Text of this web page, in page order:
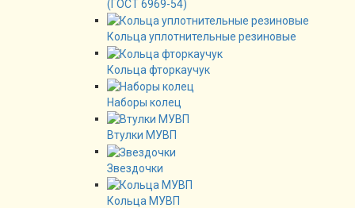
(ГОСТ 6969-54)
Кольца уплотнительные резиновые
Кольца фторкаучук
Наборы колец
Втулки МУВП
Звездочки
Кольца МУВП